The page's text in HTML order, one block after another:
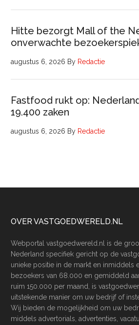
Hitte bezorgt Mall of the
onverwachte
augustus 6, 2026 By Redactie
Fastfood rukt op:
19.400 zaken
augustus 6, 2026 By Redactie
Footer
OVER VASTGOEDWERELD.NL
Webportal vastgoedwereld.nl is de
Nederland specifiek gericht op de
unieke positie in de markt en inmiddels
bezoekers van 68.000 en gemiddeld
ruim 150.000 per maand, is
uitstekende manier om uw bedrijf of
Wij bieden de mogelijkheid om uw
middels advertorials, advertenties,